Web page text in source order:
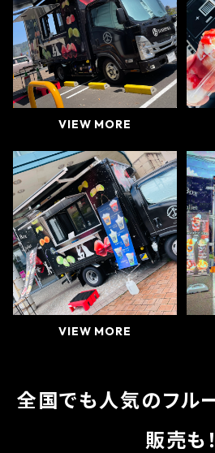
VIEW MORE
VIEW MORE
全国でも人気のフ
販売も！